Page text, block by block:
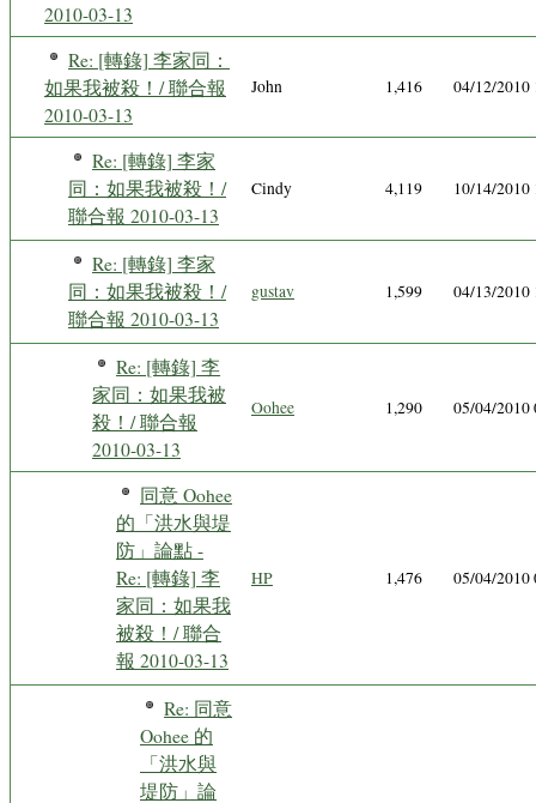
2010-03-13
Re: [轉錄] 李家同：
如果我被殺！/ 聯合報
2010-03-13
John 1,416 04/12/
Re: [轉錄] 李家
同：如果我被殺！/
聯合報 2010-03-13
Cindy 4,119 10/14/2010
Re: [轉錄] 李家
同：如果我被殺！/
聯合報 2010-03-13
gustav 1,599 04/13/
Re: [轉錄] 李
家同：如果我被
殺！/ 聯合報
2010-03-13
Oohee 1,290 05/04/2010
同意 Oohee
的「洪水與堤
防」論點 -
Re: [轉錄] 李
家同：如果我
被殺！/ 聯合
報 2010-03-13
HP 1,476 05/04/2010
Re: 同意
Oohee 的
「洪水與
堤防」論